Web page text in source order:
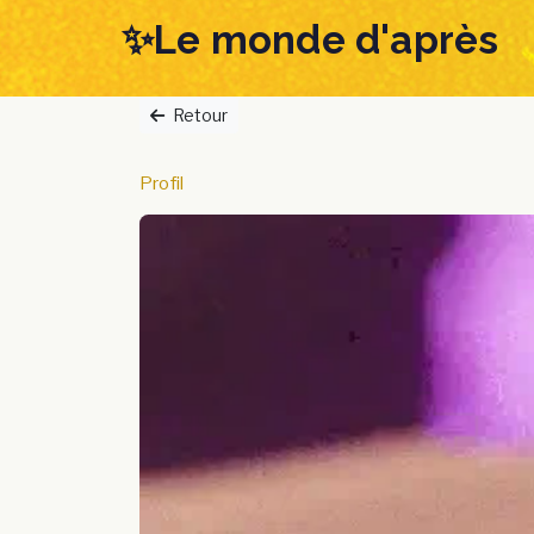
Skip
links
Skip
to
content
✨Le monde d'après
Retour
Profil